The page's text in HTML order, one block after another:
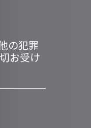
の犯罪
お受け